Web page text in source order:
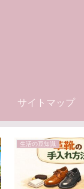
サイトマップ
生活の豆知識